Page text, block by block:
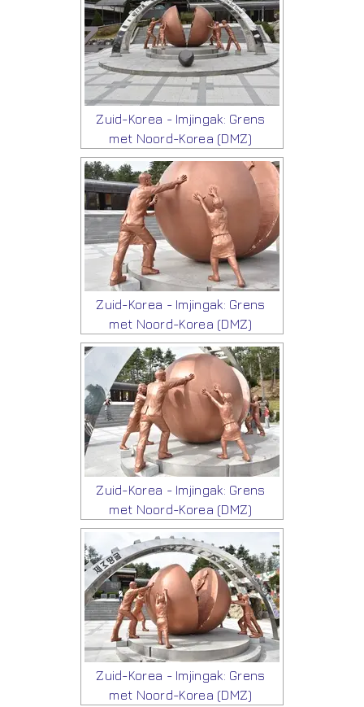
Zuid-Korea - Imjingak: Grens
met Noord-Korea (DMZ)
Zuid-Korea - Imjingak: Grens
met Noord-Korea (DMZ)
Zuid-Korea - Imjingak: Grens
met Noord-Korea (DMZ)
Zuid-Korea - Imjingak: Grens
met Noord-Korea (DMZ)